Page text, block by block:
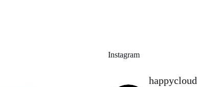
Instagram
happycloud